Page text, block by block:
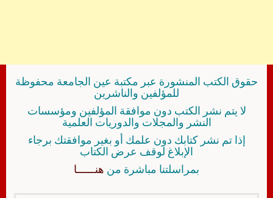
حقوق الكتب المنشورة عبر مكتبة عين الجامعة محفوظة
للمؤلفين والناشرين
لا يتم نشر الكتب دون موافقة المؤلفين ومؤسسات
النشر والمجلات والدوريات العلمية
إذا تم نشر كتابك دون علمك أو بغير موافقتك برجاء
الإبلاغ لوقف عرض الكتاب
بمراسلتنا مباشرة من هنــــــا